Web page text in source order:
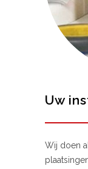
Uw
Wij doen